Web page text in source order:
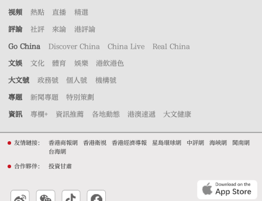
視頻 熱點 直播 精選
評論 社評 來論 港評論
Go China Discover China China Live Real China
文娛 文化 體育 娛樂 港飲港色
大文號 政務號 個人號 機構號
專題 新聞專題 特別策劃
資訊 專欄+ 資訊推薦 各地動態 港澳速遞 大文健康
友情鏈接： 香港商報網 香港衛視 香港經濟導報 星島環球網 中評網 海峽網
閩南網
台海網
合作夥伴： 投資甘肅